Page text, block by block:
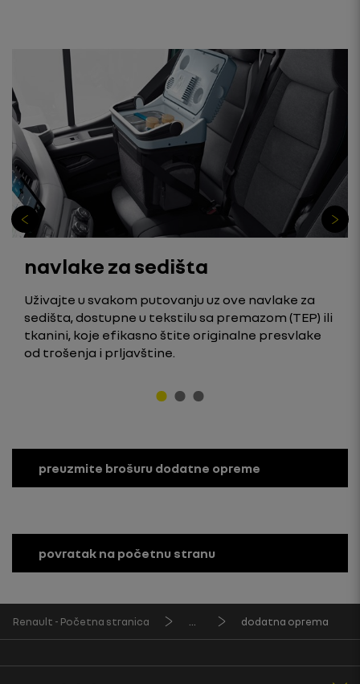
navlake za sedišta
Uživajte u svakom putovanju uz ove navlake za
sedišta, dostupne u tekstilu sa premazom (TEP) ili
tkanini, koje efikasno štite originalne presvlake
od trošenja i prljavštine.
preuzmite brošuru dodatne opreme
povratak na početnu stranu